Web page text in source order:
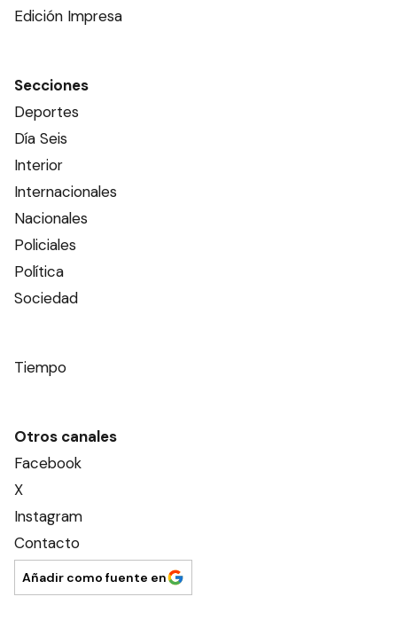
Edición Impresa
Secciones
Deportes
Día Seis
Interior
Internacionales
Nacionales
Policiales
Política
Sociedad
Tiempo
Otros canales
Facebook
X
Instagram
Contacto
Añadir como fuente en